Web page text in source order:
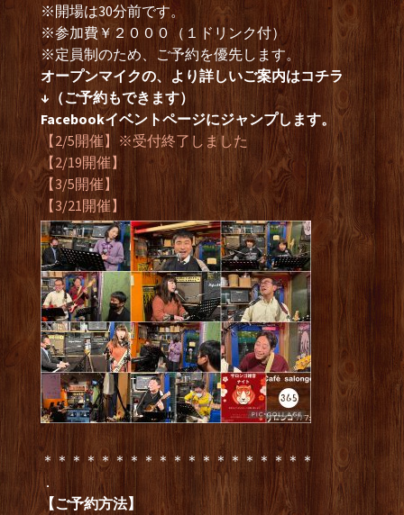
※開場は30分前です。
※参加費￥２０００（１ドリンク付）
※定員制のため、ご予約を優先します。
オープンマイクの、より詳しいご案内はコチラ
↓（ご予約もできます）
Facebookイベントページにジャンプします。
【2/5開催】※受付終了しました
【2/19開催】
【3/5開催】
【3/21開催】
＊＊＊＊＊＊＊＊＊＊＊＊＊＊＊＊＊＊＊
．
【ご予約方法】